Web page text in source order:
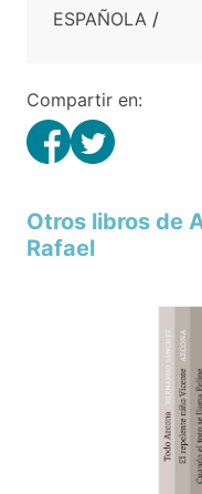
ESPAÑOLA /
Compartir en:
Otros libros de
Rafael